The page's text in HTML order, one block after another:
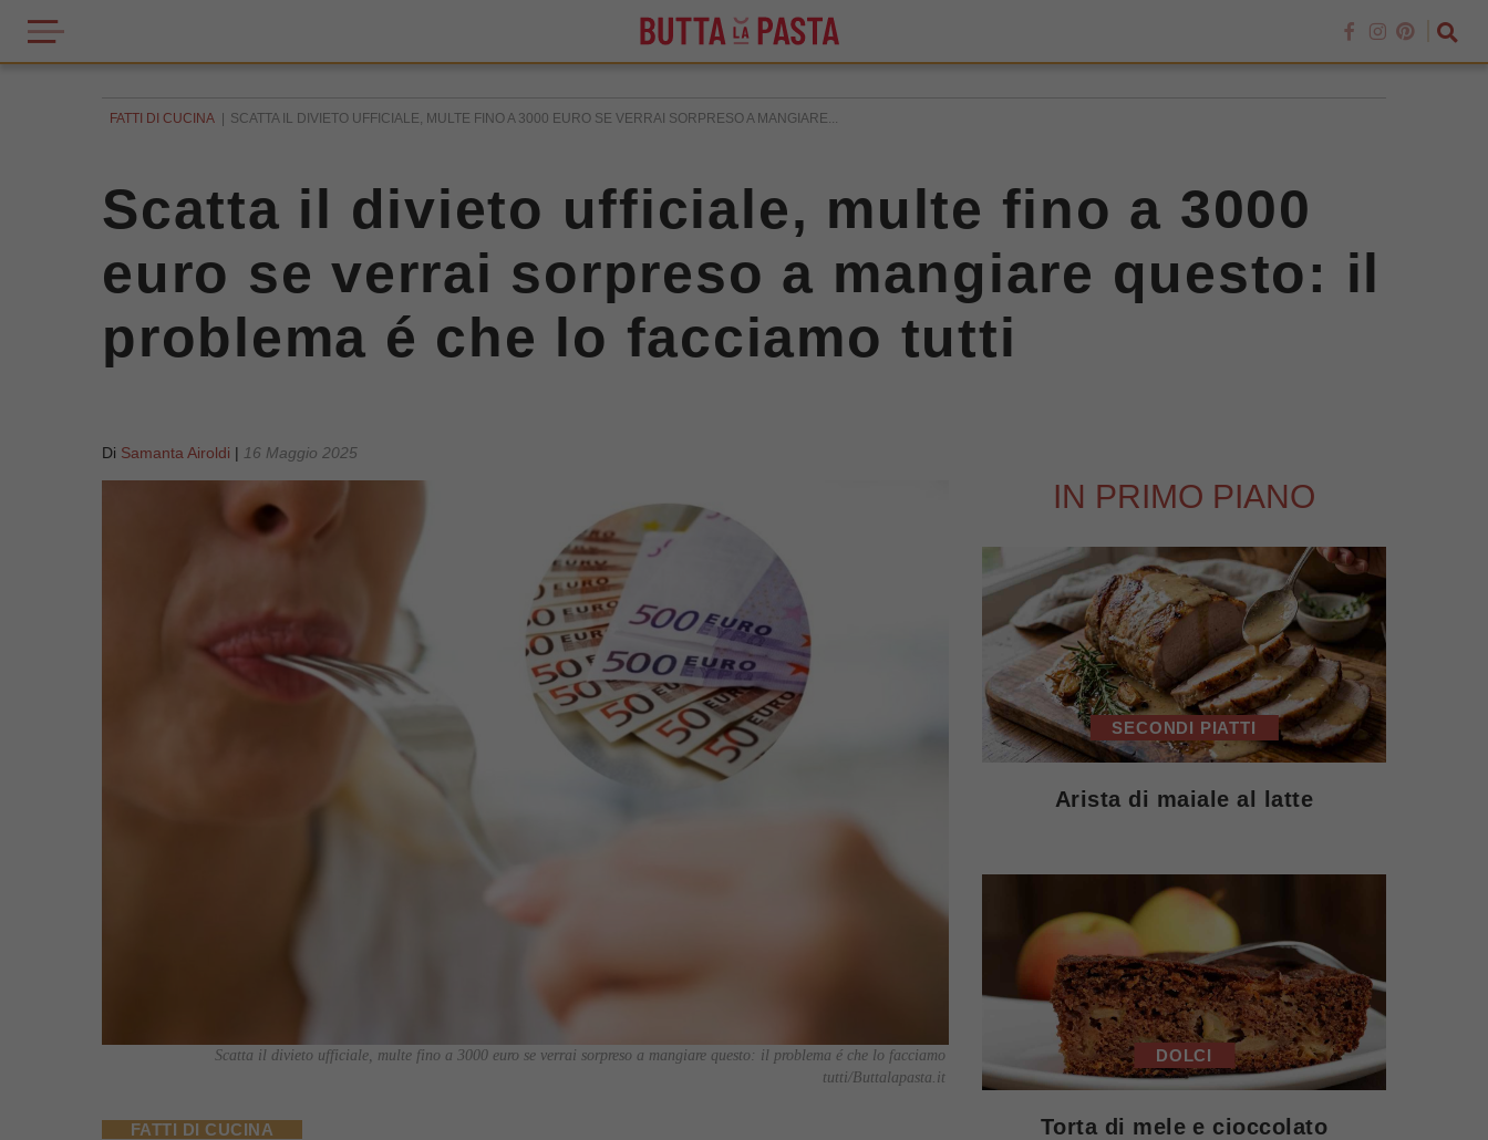
FATTI DI CUCINA SCATTA IL DIVIETO UFFICIALE, MULTE FINO A 3000 EURO SE VERRAI SORPRESO A MANGIARE...
Scatta il divieto ufficiale, multe fino a 3000
euro se verrai sorpreso a mangiare questo: il
problema é che lo facciamo tutti
Di Samanta Airoldi | 16 Maggio 2025
Scatta il divieto ufficiale, multe fino a 3000 euro se verrai sorpreso a mangiare questo: il problema é che lo facciamo
tutti/Buttalapasta.it
FATTI DI CUCINA
IN PRIMO PIANO
SECONDI PIATTI
Arista di maiale al latte
DOLCI
Torta di mele e cioccolato